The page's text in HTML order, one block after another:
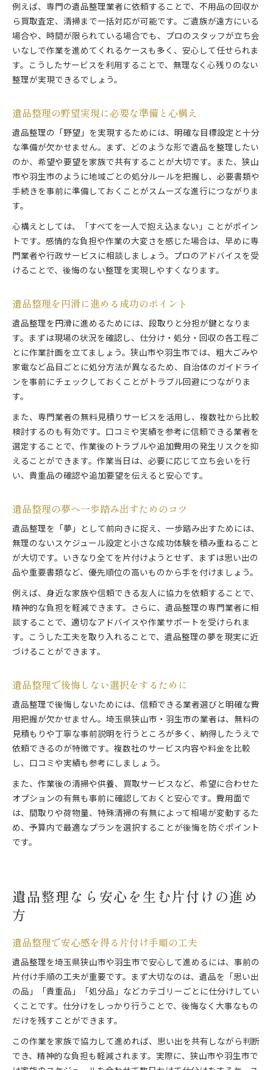
遺品整理の流れを把握して不安を解消する
遺品整理で大切な品を賢く守るための知恵
遺品整理で大切な品を失わない仕分け方法
遺品整理の際に貴重品を守るコツと注意点
遺品整理で思い出を残すための工夫と知恵
遺品整理で後悔しない賢い品の見極め方
信頼できる遺品整理を選ぶ秘訣を伝授
遺品整理業者の信頼性を見極めるチェック法
遺品整理で失敗しない業者選びのポイント
信頼できる遺品整理のサービス比較のコツ
遺品整理の見積もりで注意すべき点まとめ
予算内で進める遺品整理のポイントとは
遺品整理を予算内で進めるための工夫と選択
遺品整理費用を抑える具体的な方法と考え方
遺品整理で追加費用を防ぐための注意点
遺品整理と費用相談で安心できる進め方
例えば、専門の遺品整理業者に依頼することで、不用品の回収か
ら買取査定、清掃まで一括対応が可能です。ご遺族が遠方にいる
場合や、時間が限られている場合でも、プロのスタッフが立ち会
いなしで作業を進めてくれるケースも多く、安心して任せられま
す。こうしたサービスを利用することで、無理なく心残りのない
整理が実現できるでしょう。
遺品整理の野望実現に必要な準備と心構え
遺品整理の「野望」を実現するためには、明確な目標設定と十分
な準備が欠かせません。まず、どのような形で遺品を整理したい
のか、希望や要望を家族で共有することが大切です。また、狭山
市や羽生市のように地域ごとの処分ルールを把握し、必要書類や
手続きを事前に準備しておくことがスムーズな進行につながりま
す。
心構えとしては、「すべてを一人で抱え込まない」ことがポイン
トです。感情的な負担や作業の大変さを感じた場合は、早めに専
門業者や行政サービスに相談しましょう。プロのアドバイスを受
けることで、後悔のない整理を実現しやすくなります。
遺品整理を円滑に進める成功のポイント
遺品整理を円滑に進めるためには、段取りと分担が鍵となりま
す。まずは現場の状況を確認し、仕分け・処分・回収の各工程ご
とに作業計画を立てましょう。狭山市や羽生市では、粗大ごみや
家電など品目ごとに処分方法が異なるため、自治体のガイドライ
ンを事前にチェックしておくことがトラブル回避につながりま
す。
また、専門業者の無料見積りサービスを活用し、複数社から比較
検討するのも有効です。口コミや実績を参考に信頼できる業者を
選定することで、作業後のトラブルや追加費用の発生リスクを抑
えることができます。作業当日は、必要に応じて立ち会いを行
い、貴重品の確認や追加要望を伝えると安心です。
遺品整理の夢へ一歩踏み出すためのコツ
遺品整理を「夢」として前向きに捉え、一歩踏み出すためには、
無理のないスケジュール設定と小さな成功体験を積み重ねること
が大切です。いきなり全てを片付けようとせず、まずは思い出の
品や重要書類など、優先順位の高いものから手を付けましょう。
例えば、身近な家族や信頼できる友人に協力を依頼することで、
精神的な負担を軽減できます。さらに、遺品整理の専門業者に相
談することで、適切なアドバイスや作業サポートを受けられま
す。こうした工夫を取り入れることで、遺品整理の夢を現実に近
づけることができます。
遺品整理で後悔しない選択をするために
遺品整理で後悔しないためには、信頼できる業者選びと明確な費
用把握が欠かせません。埼玉県狭山市・羽生市の業者は、無料の
見積もりや丁寧な事前説明を行うところが多く、納得したうえで
依頼できるのが特徴です。複数社のサービス内容や料金を比較
し、口コミや実績も参考にしましょう。
また、作業後の清掃や供養、買取サービスなど、希望に合わせた
オプションの有無も事前に確認しておくと安心です。費用面で
は、間取りや荷物量、特殊清掃の有無によって相場が変動するた
め、予算内で最適なプランを選択することが後悔を防ぐポイント
です。
遺品整理なら安心を生む片付けの進め
方
遺品整理で安心感を得る片付け手順の工夫
遺品整理を埼玉県狭山市や羽生市で安心して進めるには、事前の
片付け手順の工夫が重要です。まず大切なのは、遺品を「思い出
の品」「貴重品」「処分品」などカテゴリーごとに仕分けしてい
くことです。仕分けをしっかり行うことで、後悔なく大事なもの
だけを残すことができます。
この作業を家族で協力して進めれば、思い出を共有しながら判断
でき、精神的な負担も軽減されます。実際に、狭山市や羽生市で